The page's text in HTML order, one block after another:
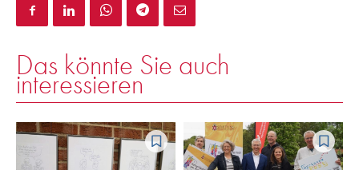
Das könnte Sie auch
interessieren